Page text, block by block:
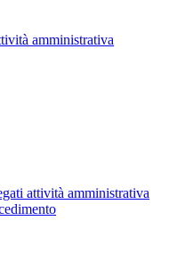
amministrativa
attività amministrativa